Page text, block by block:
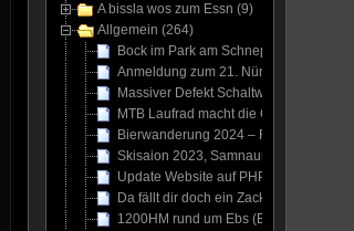
A bissla wos zum Essn (9)
Allgemein (264)
Bock im Park am Schnepperschütz
Anmeldung zum 21. Nürnberger
Massiver Defekt Schaltwerk und
MTB Laufrad macht die Grätsche
Bierwanderung 2024 – Family’s
Skisaion 2023, Samnaun – Ischgl,
Update Website auf PHP 8.2
Da fällt dir doch ein Zacken aus der
1200HM rund um Ebs (Ebermannstadt)